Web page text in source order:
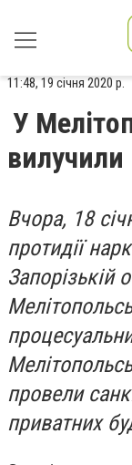
11:48, 19 січня 2020 р.
У
Вчора, 18
протидії
Запорізькій
провели
приватних